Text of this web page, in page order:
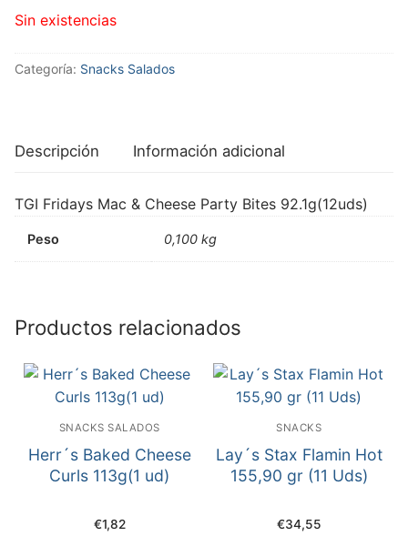
Sin existencias
Categoría: Snacks Salados
Descripción Información adicional
TGI Fridays Mac & Cheese Party Bites 92.1g(12uds)
Peso 0,100 kg
Productos relacionados
SNACKS SALADOS
Herr´s Baked Cheese
Curls 113g(1 ud)
€1,82
SNACKS
Lay´s Stax Flamin Hot
155,90 gr (11 Uds)
€34,55